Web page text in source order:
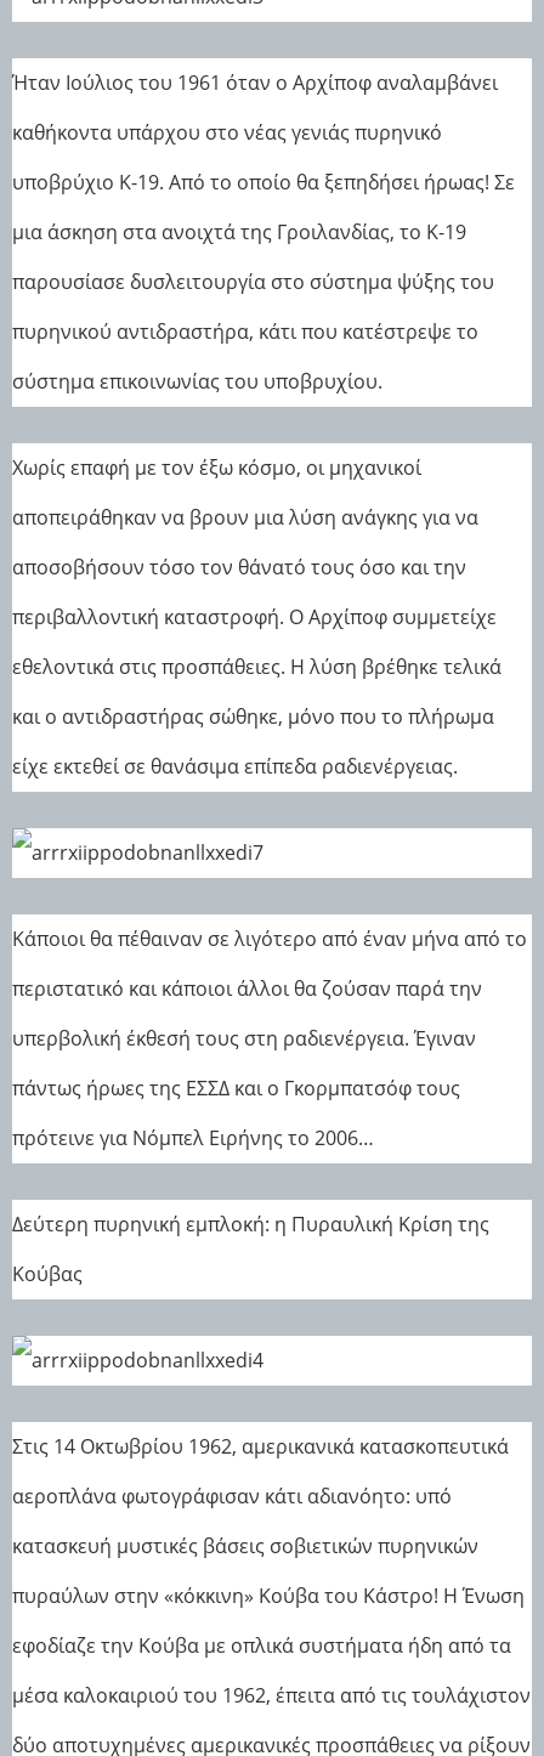
Ήταν Ιούλιος του 1961 όταν ο Αρχίποφ αναλαμβάνει
καθήκοντα υπάρχου στο νέας γενιάς πυρηνικό
υποβρύχιο Κ-19. Από το οποίο θα ξεπηδήσει ήρωας! Σε
μια άσκηση στα ανοιχτά της Γροιλανδίας, το Κ-19
παρουσίασε δυσλειτουργία στο σύστημα ψύξης του
πυρηνικού αντιδραστήρα, κάτι που κατέστρεψε το
σύστημα επικοινωνίας του υποβρυχίου.
Χωρίς επαφή με τον έξω κόσμο, οι μηχανικοί
αποπειράθηκαν να βρουν μια λύση ανάγκης για να
αποσοβήσουν τόσο τον θάνατό τους όσο και την
περιβαλλοντική καταστροφή. Ο Αρχίποφ συμμετείχε
εθελοντικά στις προσπάθειες. Η λύση βρέθηκε τελικά
και ο αντιδραστήρας σώθηκε, μόνο που το πλήρωμα
είχε εκτεθεί σε θανάσιμα επίπεδα ραδιενέργειας.
Κάποιοι θα πέθαιναν σε λιγότερο από έναν μήνα από το
περιστατικό και κάποιοι άλλοι θα ζούσαν παρά την
υπερβολική έκθεσή τους στη ραδιενέργεια. Έγιναν
πάντως ήρωες της ΕΣΣΔ και ο Γκορμπατσόφ τους
πρότεινε για Νόμπελ Ειρήνης το 2006…
Δεύτερη πυρηνική εμπλοκή: η Πυραυλική Κρίση της
Κούβας
Στις 14 Οκτωβρίου 1962, αμερικανικά κατασκοπευτικά
αεροπλάνα φωτογράφισαν κάτι αδιανόητο: υπό
κατασκευή μυστικές βάσεις σοβιετικών πυρηνικών
πυραύλων στην «κόκκινη» Κούβα του Κάστρο! Η Ένωση
εφοδίαζε την Κούβα με οπλικά συστήματα ήδη από τα
μέσα καλοκαιριού του 1962, έπειτα από τις τουλάχιστον
δύο αποτυχημένες αμερικανικές προσπάθειες να ρίξουν